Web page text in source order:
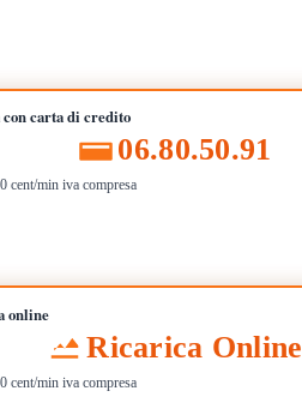
con carta di credito
06.80.50.91
cent/min iva compresa
online
Ricarica Online
cent/min iva compresa